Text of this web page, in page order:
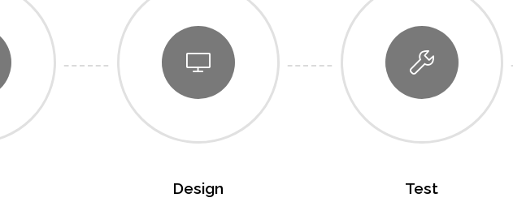
Design Test